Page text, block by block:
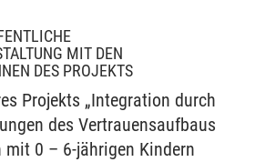
MIT DEN
DES PROJEKTS
Projekts „Integration durch
des Vertrauensaufbaus
mit 0 – 6-jährigen Kindern